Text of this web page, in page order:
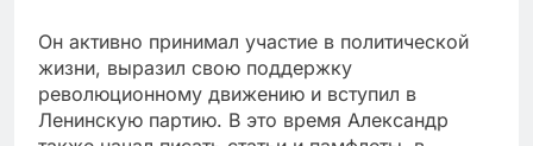
Он активно принимал участие в политической
жизни, выразил свою поддержку
революционному движению и вступил в
Ленинскую партию. В это время Александр